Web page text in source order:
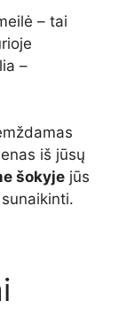
– tai
–
iš jūsų
šokyje jūs